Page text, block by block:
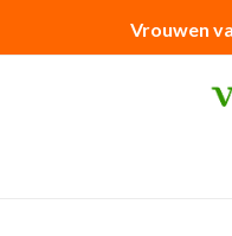
Vrouwen